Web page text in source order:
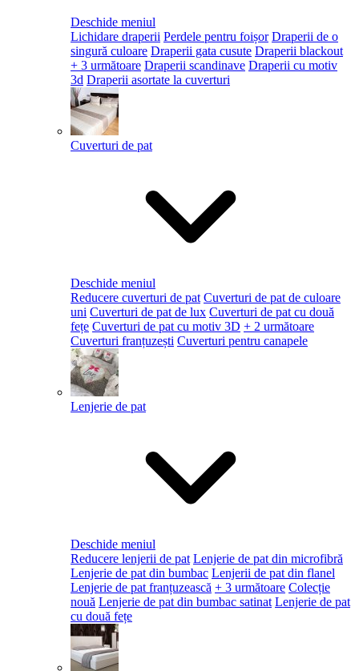
Deschide meniul
Lichidare draperii Perdele pentru foișor Draperii de o
singură culoare Draperii gata cusute Draperii blackout
+ 3 următoare Draperii scandinave Draperii cu motiv
3d Draperii asortate la cuverturi
Cuverturi de pat
Deschide meniul
Reducere cuverturi de pat Cuverturi de pat de culoare
uni Cuverturi de pat de lux Cuverturi de pat cu două
fețe Cuverturi de pat cu motiv 3D + 2 următoare
Cuverturi franțuzești Cuverturi pentru canapele
Lenjerie de pat
Deschide meniul
Reducere lenjerii de pat Lenjerie de pat din microfibră
Lenjerie de pat din bumbac Lenjerii de pat din flanel
Lenjerie de pat franțuzească + 3 următoare Colecție
nouă Lenjerie de pat din bumbac satinat Lenjerie de pat
cu două fețe